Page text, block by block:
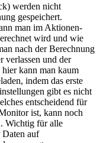
werden nicht
gespeichert.
man im Aktionen-
wird und wie
nach der Berechnung
verlassen und der
kann man kaum
indem das erste
gibt es nicht
entscheidend für
ist, kann noch
Wichtig für alle
auf